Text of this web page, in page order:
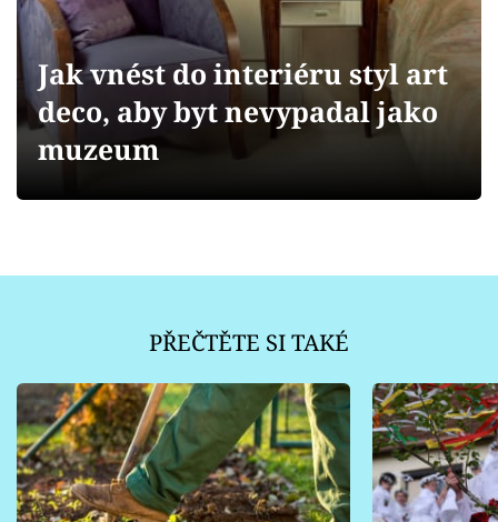
Přihlášení
Sledujte nás
Jak vnést do interiéru styl art
deco, aby byt nevypadal jako
muzeum
PŘEČTĚTE SI TAKÉ